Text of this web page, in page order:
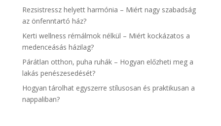
Rezsistressz helyett harmónia – Miért nagy szabadság
az önfenntartó ház?
Kerti wellness rémálmok nélkül – Miért kockázatos a
medenceásás házilag?
Párátlan otthon, puha ruhák – Hogyan előzheti meg a
lakás penészesedését?
Hogyan tárolhat egyszerre stílusosan és praktikusan a
nappaliban?